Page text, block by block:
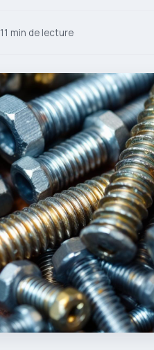
11 min de lecture